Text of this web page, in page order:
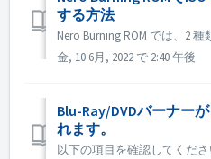
する方法
金, 10 6月, 2022 で 2:40 午後
Blu-Ray/DVDバーナー
れます。